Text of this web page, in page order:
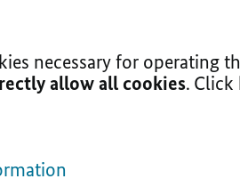
necessary for operating
allow all cookies. Click